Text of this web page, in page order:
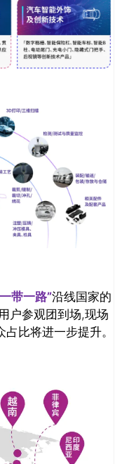
带一路”沿线国家的
户参观团到场,现场
比将进一步提升。